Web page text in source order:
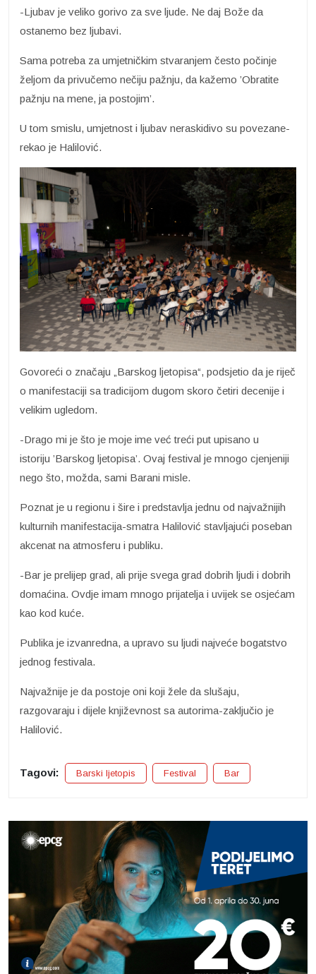
-Ljubav je veliko gorivo za sve ljude. Ne daj Bože da
ostanemo bez ljubavi.
Sama potreba za umjetničkim stvaranjem često počinje
željom da privučemo nečiju pažnju, da kažemo ’Obratite
pažnju na mene, ja postojim’.
U tom smislu, umjetnost i ljubav neraskidivo su povezane-
rekao je Halilović.
Govoreći o značaju „Barskog ljetopisa“, podsjetio da je riječ
o manifestaciji sa tradicijom dugom skoro četiri decenije i
velikim ugledom.
-Drago mi je što je moje ime već treći put upisano u
istoriju ’Barskog ljetopisa’. Ovaj festival je mnogo cjenjeniji
nego što, možda, sami Barani misle.
Poznat je u regionu i šire i predstavlja jednu od najvažnijih
kulturnih manifestacija-smatra Halilović stavljajući poseban
akcenat na atmosferu i publiku.
-Bar je prelijep grad, ali prije svega grad dobrih ljudi i dobrih
domaćina. Ovdje imam mnogo prijatelja i uvijek se osjećam
kao kod kuće.
Publika je izvanredna, a upravo su ljudi najveće bogatstvo
jednog festivala.
Najvažnije je da postoje oni koji žele da slušaju,
razgovaraju i dijele književnost sa autorima-zaključio je
Halilović.
Tagovi: Barski ljetopis Festival Bar